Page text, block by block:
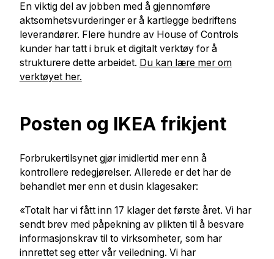
En viktig del av jobben med å gjennomføre
aktsomhetsvurderinger er å kartlegge bedriftens
leverandører. Flere hundre av House of Controls
kunder har tatt i bruk et digitalt verktøy for å
strukturere dette arbeidet. Du kan lære mer om
verktøyet her.
Posten og IKEA frikjent
Forbrukertilsynet gjør imidlertid mer enn å
kontrollere redegjørelser. Allerede er det har de
behandlet mer enn et dusin klagesaker:
«Totalt har vi fått inn 17 klager det første året. Vi har
sendt brev med påpekning av plikten til å besvare
informasjonskrav til to virksomheter, som har
innrettet seg etter vår veiledning. Vi har